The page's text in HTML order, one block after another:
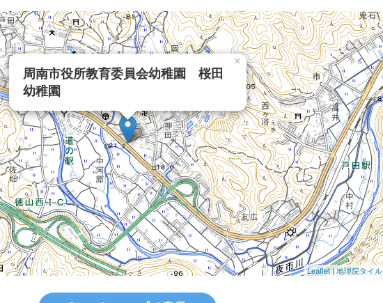
周南市役所教育委員会幼稚園 桜田
幼稚園
×
Leaflet|地理院タイル